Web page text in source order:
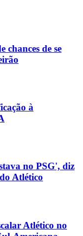
chances de se
à
no PSG', diz
Atlético
Atlético no